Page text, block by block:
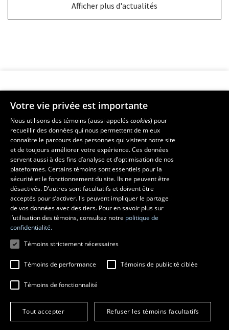
Afficher plus d'actualités
Faculté de musique
Pavillon Louis-Jacques-Casault
1055, avenue du Séminaire
, Québec (Québec)  G1V 0A6
Téléphone: 418 656-7061
Suivez-nous sur Facebook
Suivez-nous sur YouTube
Conditions générales d'utilisation
Fraude en ligne
Votre vie privée est importante
Nous utilisons des témoins (aussi appeléscookies) pour
recueillir des données qui nous permettent de mieux
connaître le parcours des personnes qui visitent notre site
et de toujours améliorer votre expérience. Ces données
servent aussi à des fins d’analyse et d’optimisation de nos
plateformes. Certains témoins sont essentiels pour la
sécurité et le fonctionnement du site. Ils ne peuvent être
désactivés. D’autres sont facultatifs et doivent être
acceptés pour s’activer. Ils peuvent impliquer le partage
de vos données avec des tiers. Pour en savoir plus sur
l’utilisation des témoins, consultez notre politique de
confidentialité.
Témoins strictement nécessaires
Témoins de performance Témoins de publicité ciblée
Témoins de fonctionnalité
Tout accepter Refuser les témoins facultatifs